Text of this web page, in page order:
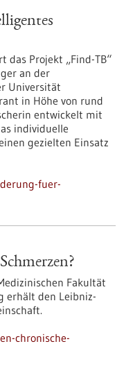
das Projekt „Find-TB“
an der
Universität
in Höhe von rund
entwickelt mit
individuelle
gezielten Einsatz
fuer-
Fakultät
erhält den Leibniz-
chronische-